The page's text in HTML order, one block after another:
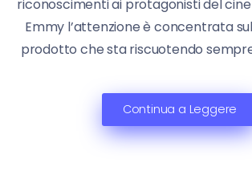
riconoscimenti ai protagonisti del
Emmy l’attenzione è concentrata
prodotto che sta riscuotendo
Continua a Leggere